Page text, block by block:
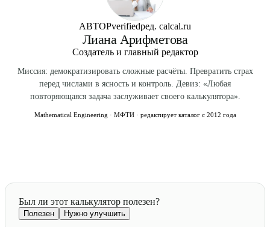
АВТОРverifiedред. calcal.ru
Лиана Арифметова
Создатель и главный редактор
Миссия: демократизировать сложные расчёты. Превратить страх
перед числами в ясность и контроль. Девиз: «Любая
повторяющаяся задача заслуживает своего калькулятора».
Mathematical Engineering · МФТИ · редактирует каталог с 2012 года
Был ли этот калькулятор полезен?
Полезен Нужно улучшить